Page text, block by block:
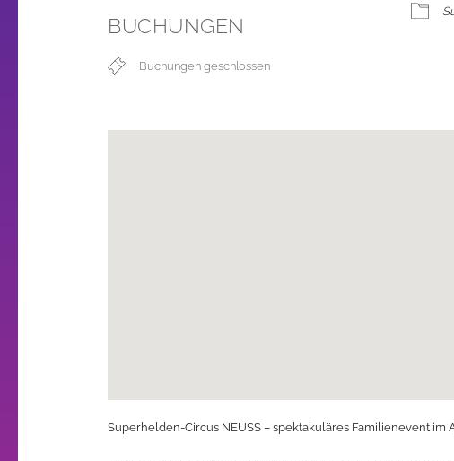
BUCHUNGEN
Buchungen geschlossen
Superhelden-Circus NEUSS – spektakuläres Familienevent im